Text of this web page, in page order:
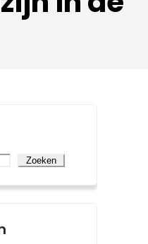
Zoeken